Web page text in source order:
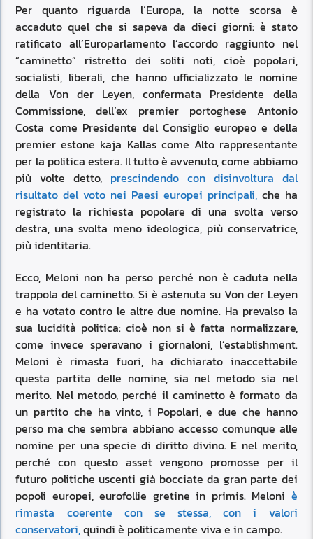
Per quanto riguarda l’Europa, la notte scorsa è
accaduto quel che si sapeva da dieci giorni: è stato
ratificato all’Europarlamento l’accordo raggiunto nel
“caminetto” ristretto dei soliti noti, cioè popolari,
socialisti, liberali, che hanno ufficializzato le nomine
della Von der Leyen, confermata Presidente della
Commissione, dell’ex premier portoghese Antonio
Costa come Presidente del Consiglio europeo e della
premier estone kaja Kallas come Alto rappresentante
per la politica estera. Il tutto è avvenuto, come abbiamo
più volte detto, prescindendo con disinvoltura dal
risultato del voto nei Paesi europei principali,che ha
registrato la richiesta popolare di una svolta verso
destra, una svolta meno ideologica, più conservatrice,
più identitaria.
Ecco, Meloni non ha perso perché non è caduta nella
trappola del caminetto. Si è astenuta su Von der Leyen
e ha votato contro le altre due nomine. Ha prevalso la
sua lucidità politica: cioè non si è fatta normalizzare,
come invece speravano i giornaloni, l’establishment.
Meloni è rimasta fuori, ha dichiarato inaccettabile
questa partita delle nomine, sia nel metodo sia nel
merito. Nel metodo, perché il caminetto è formato da
un partito che ha vinto, i Popolari, e due che hanno
perso ma che sembra abbiano accesso comunque alle
nomine per una specie di diritto divino. E nel merito,
perché con questo asset vengono promosse per il
futuro politiche uscenti già bocciate da gran parte dei
popoli europei, eurofollie gretine in primis. Meloni è
rimasta coerente con se stessa, con i valori
conservatori,quindi è politicamente viva e in campo.